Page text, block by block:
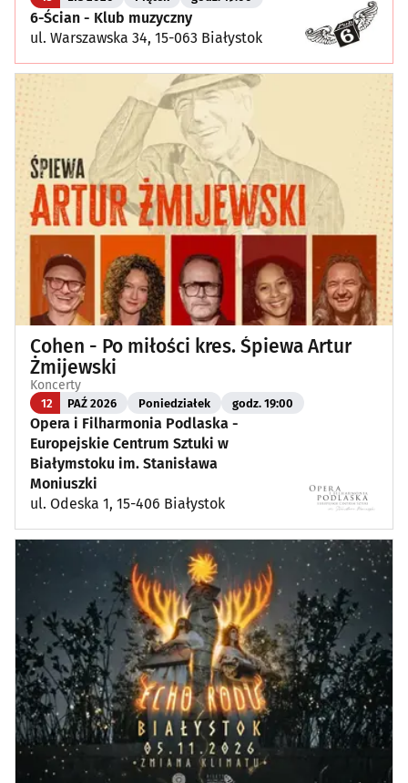
6-Ścian - Klub muzyczny
ul. Warszawska 34, 15-063 Białystok
Cohen - Po miłości kres. Śpiewa Artur
Żmijewski
Koncerty
12 PAŹ 2026 Poniedziałek godz. 19:00
Opera i Filharmonia Podlaska -
Europejskie Centrum Sztuki w
Białymstoku im. Stanisława
Moniuszki
ul. Odeska 1, 15-406 Białystok